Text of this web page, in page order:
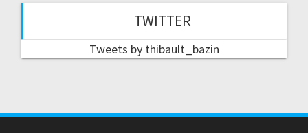
TWITTER
Tweets by thibault_bazin